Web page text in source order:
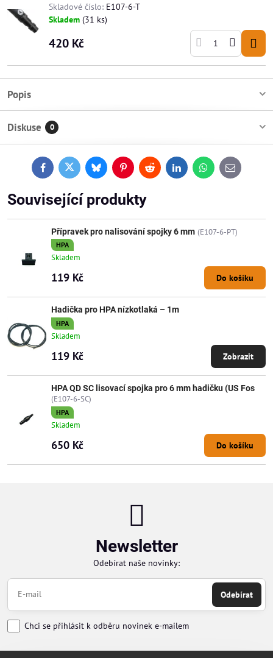
Skladové číslo: E107-6-T
Skladem (31 ks)
420 Kč
Popis
Diskuse 0
FacebookTwitterBlueskyPinterestReddit LinkedInWhatsApp
E-
mail
Související produkty
Přípravek pro nalisování spojky 6 mm (E107-6-PT)
HPA
Skladem
119 Kč Do košíku
Hadička pro HPA nízkotlaká – 1m
HPA
Skladem
119 Kč Zobrazit
HPA QD SC lisovací spojka pro 6 mm hadičku (US Fos
(E107-6-SC)
HPA
Skladem
650 Kč Do košíku
Newsletter
Odebírat naše novinky:
Odebírat
Chci se přihlásit k odběru novinek e-mailem